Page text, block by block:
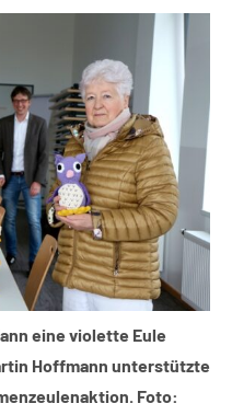
eine violette Eule
Hoffmann unterstützte
Foto: